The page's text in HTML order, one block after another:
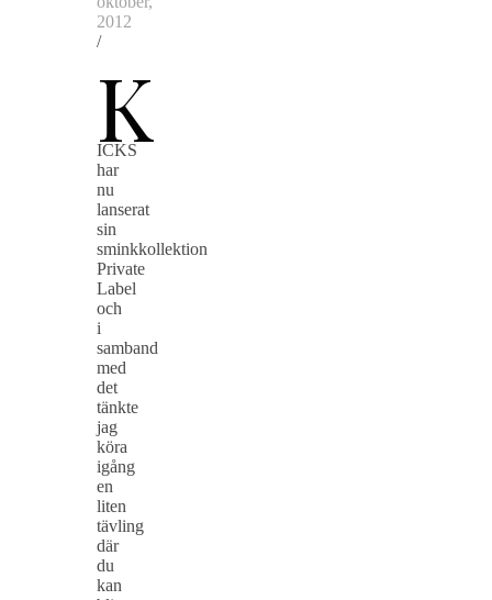
2012
/
K
ICKS
har
nu
lanserat
sin
sminkkollektion
Private
Label
och
i
samband
med
det
tänkte
jag
köra
igång
en
liten
tävling
där
du
kan